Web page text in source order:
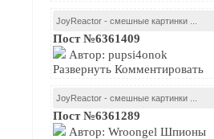
JoyReactor - смешные картинки ...
Пост №6361409
Автор: pupsi4onok
Развернуть Комментировать
JoyReactor - смешные картинки ...
Пост №6361289
Автор: Wroongel Шпионы